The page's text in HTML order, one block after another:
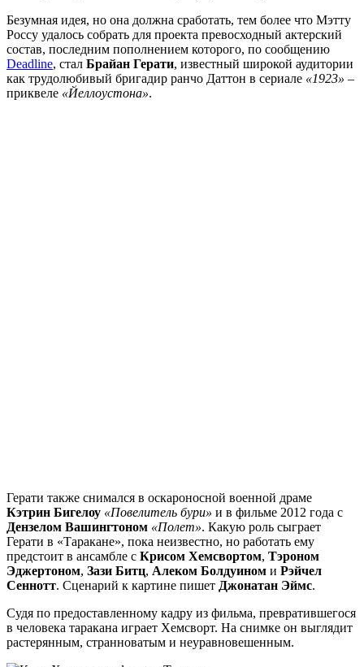
Безумная идея, но она должна сработать, тем более что Мэтту
Россу удалось собрать для проекта превосходный актерский
состав, последним пополнением которого, по сообщению
Deadline, стал Брайан Герати, известный широкой аудитории
как трудолюбивый бригадир ранчо Даттон в сериале «1923» –
приквеле «Йеллоустона».
Герати также снимался в оскароносной военной драме
Кэтрин Бигелоу «Повелитель бури» и в фильме 2012 года с
Дензелом Вашингтоном «Полет». Какую роль сыграет
Герати в «Таракане», пока неизвестно, но работать ему
предстоит в ансамбле с Крисом Хемсвортом, Тэроном
Эджертоном, Зази Битц, Алеком Болдуином и Рэйчел
Сеннотт. Сценарий к картине пишет Джонатан Эймс.
Судя по предоставленному кадру из фильма, превратившегося
в человека таракана играет Хемсворт. На снимке он выглядит
растерянным, странноватым и неуравновешенным.